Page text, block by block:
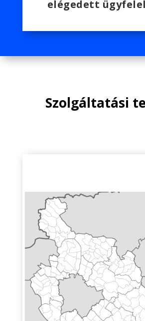
elégedett
Szolgáltatási